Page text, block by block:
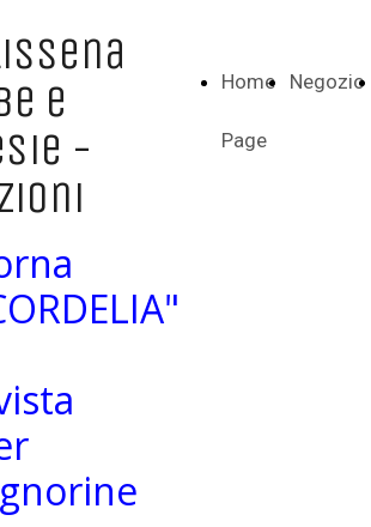
Home
Page
Negozio
e
-